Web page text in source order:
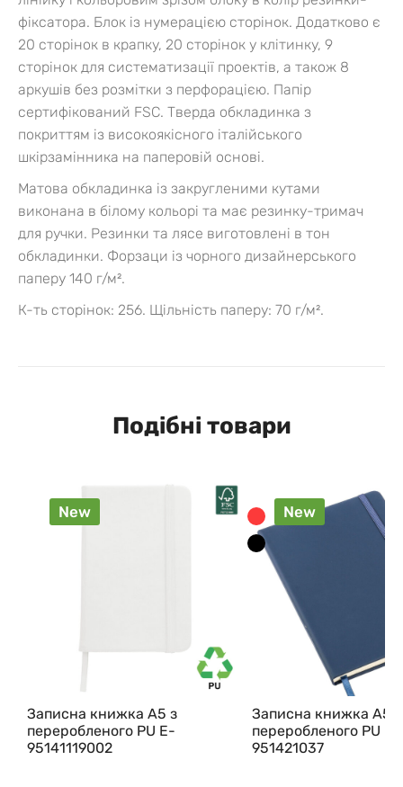
фіксатора. Блок із нумерацією сторінок. Додатково є
20 сторінок в крапку, 20 сторінок у клітинку, 9
сторінок для систематизації проектів, а також 8
аркушів без розмітки з перфорацією. Папір
сертифікований FSC. Тверда обкладинка з
покриттям із високоякісного італійського
шкірзамінника на паперовій основі.
Матова обкладинка із закругленими кутами
виконана в білому кольорі та має резинку-тримач
для ручки. Резинки та лясе виготовлені в тон
обкладинки. Форзаци із чорного дизайнерського
паперу 140 г/м².
К-ть сторінок: 256. Щільність паперу: 70 г/м².
Подібні товари
New
Записна книжка А5 з
переробленого PU E-
95141119002
New
Записна книжка А5 з
переробленого PU E-
951421037